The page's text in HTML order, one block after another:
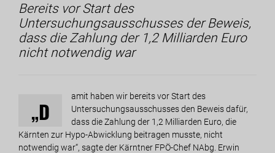
Bereits vor Start des
Untersuchungsausschusses der Beweis,
dass die Zahlung der 1,2 Milliarden Euro
nicht notwendig war
„D
amit haben wir bereits vor Start des
Untersuchungsausschusses den Beweis dafür,
dass die Zahlung der 1,2 Milliarden Euro, die
Kärnten zur Hypo-Abwicklung beitragen musste, nicht
notwendig war“, sagte der Kärntner FPÖ-Chef NAbg. Erwin